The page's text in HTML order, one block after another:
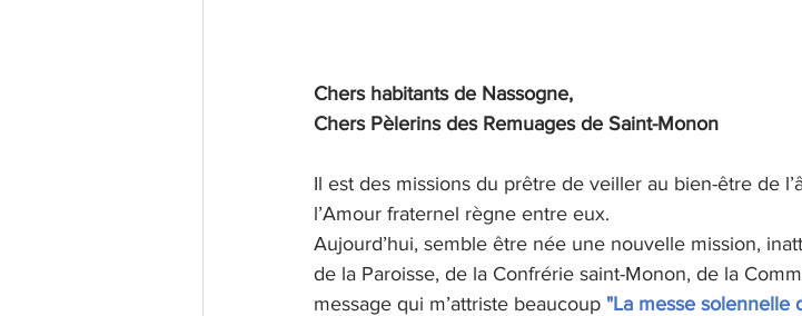
Chers habitants de Nassogne,
Chers Pèlerins des Remuages de Saint-Monon
Il est des missions du prêtre de veiller au bien-être de
l’Amour fraternel règne entre eux.
Aujourd’hui, semble être née une nouvelle mission,
de la Paroisse, de la Confrérie saint-Monon, de la
message qui m’attriste beaucoup "La messe solennelle